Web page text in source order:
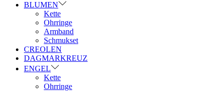
BLUMEN
Kette
Ohrringe
Armband
Schmukset
CREOLEN
DAGMARKREUZ
ENGEL
Kette
Ohrringe